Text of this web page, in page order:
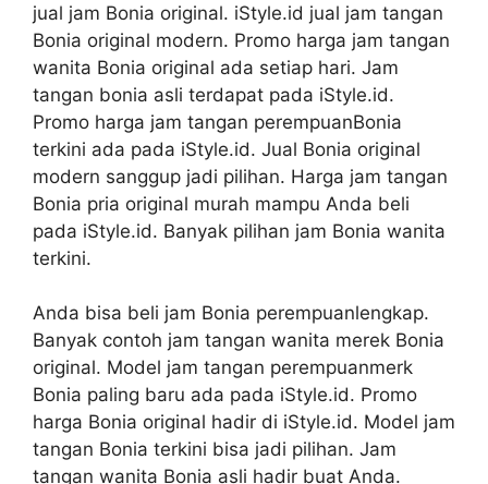
jual jam Bonia original. iStyle.id jual jam tangan
Bonia original modern. Promo harga jam tangan
wanita Bonia original ada setiap hari. Jam
tangan bonia asli terdapat pada iStyle.id.
Promo harga jam tangan perempuanBonia
terkini ada pada iStyle.id. Jual Bonia original
modern sanggup jadi pilihan. Harga jam tangan
Bonia pria original murah mampu Anda beli
pada iStyle.id. Banyak pilihan jam Bonia wanita
terkini.
Anda bisa beli jam Bonia perempuanlengkap.
Banyak contoh jam tangan wanita merek Bonia
original. Model jam tangan perempuanmerk
Bonia paling baru ada pada iStyle.id. Promo
harga Bonia original hadir di iStyle.id. Model jam
tangan Bonia terkini bisa jadi pilihan. Jam
tangan wanita Bonia asli hadir buat Anda.